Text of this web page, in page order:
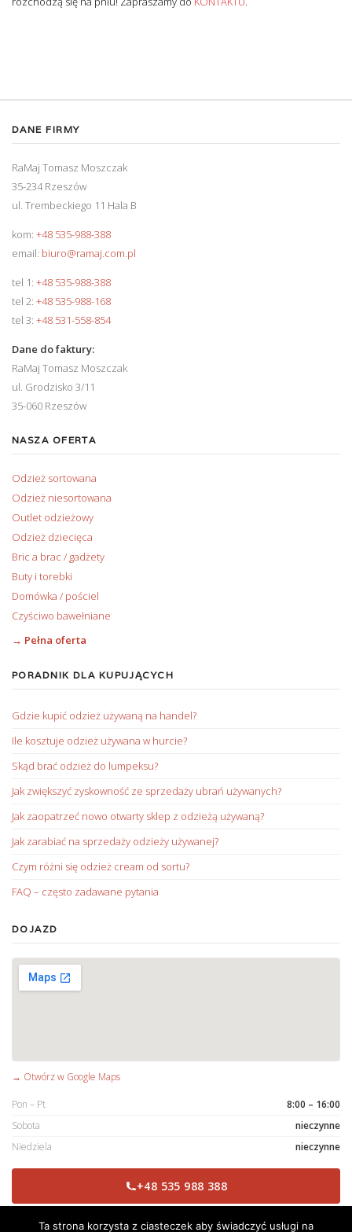
DANE FIRMY
RaMaj Tomasz Moszczak
35-234 Rzeszów
ul. Trembeckiego 11 Hala B
kom: +48 535-988-388
email: biuro@ramaj.com.pl
tel 1: +48 535-988-388
tel 2: +48 535-988-168
tel 3: +48 531-558-854
Dane do faktury:
RaMaj Tomasz Moszczak
ul. Grodzisko 3/11
35-060 Rzeszów
NASZA OFERTA
Odzież sortowana
Odzież niesortowana
Outlet odzieżowy
Odzież dziecięca
Bric a brac / gadżety
Buty i torebki
Domówka / pościel
Czyściwo bawełniane
→ Pełna oferta
PORADNIK DLA KUPUJĄCYCH
Gdzie kupić odzież używaną na handel?
Ile kosztuje odzież używana w hurcie?
Skąd brać odzież do lumpeksu?
Jak zwiększyć zyskowność ze sprzedaży ubrań używanych?
Jak zaopatrzeć nowo otwarty sklep z odzieżą używaną?
Jak zarabiać na sprzedaży odzieży używanej?
Czym różni się odzież cream od sortu?
FAQ – często zadawane pytania
DOJAZD
→ Otwórz w Google Maps
Pon – Pt
8:00 – 16:00
Sobota
nieczynne
Niedziela
nieczynne
+48 535 988 388
Ta strona korzysta z ciasteczek aby świadczyć usługi na